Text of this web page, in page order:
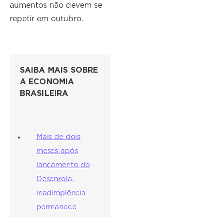
aumentos não devem se
repetir em outubro.
SAIBA MAIS SOBRE
A ECONOMIA
BRASILEIRA
Mais de dois
meses após
lançamento do
Desenrola,
inadimplência
permanece